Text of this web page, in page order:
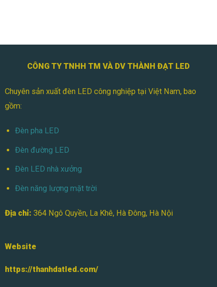
CÔNG TY TNHH TM VÀ DV THÀNH ĐẠT LED
Chuyên sản xuất đèn LED công nghiệp tại Việt Nam, bao
gồm:
Đèn pha LED
Đèn đường LED
Đèn LED nhà xưởng
Đèn năng lượng mặt trời
Địa chỉ: 364 Ngô Quyền, La Khê, Hà Đông, Hà Nội
Website
https://thanhdatled.com/